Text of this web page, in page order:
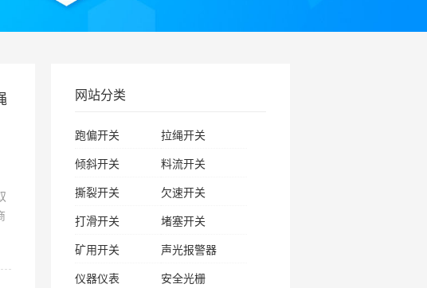
网站分类
跑偏开关 拉绳开关
倾斜开关 料流开关
撕裂开关 欠速开关
打滑开关 堵塞开关
矿用开关 声光报警器
仪器仪表 安全光栅